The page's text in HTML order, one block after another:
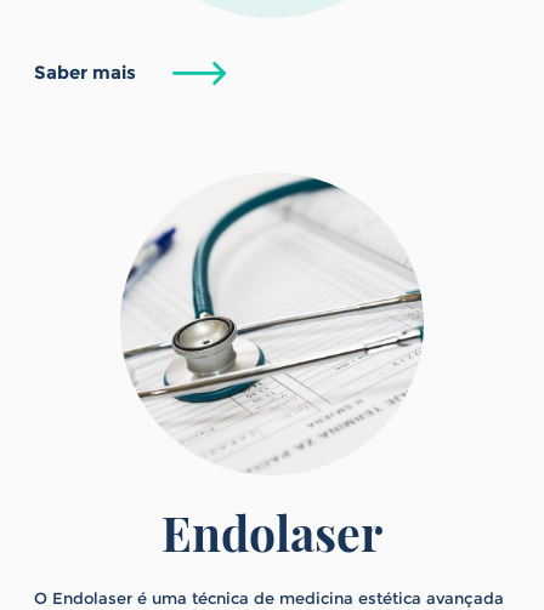
Saber mais
Endolaser
O Endolaser é uma técnica de medicina estética avançada